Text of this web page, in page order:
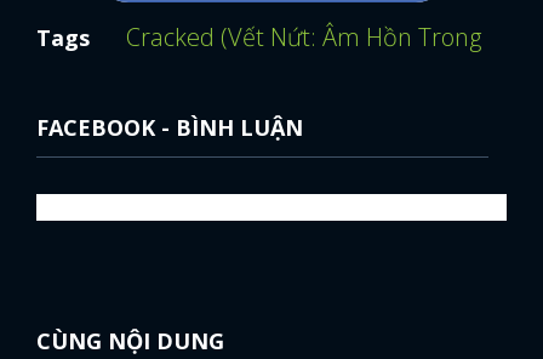
Tags Cracked (Vết Nứt: Âm Hồn Trong
FACEBOOK - BÌNH LUẬN
CÙNG NỘI DUNG